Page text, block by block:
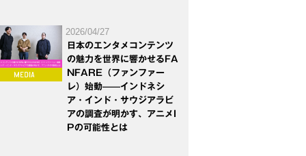
2026/04/27
日本のエンタメコンテンツ
の魅力を世界に響かせるFA
NFARE（ファンファー
レ）始動——インドネシ
ア・インド・サウジアラビ
アの調査が明かす、アニメI
Pの可能性とは